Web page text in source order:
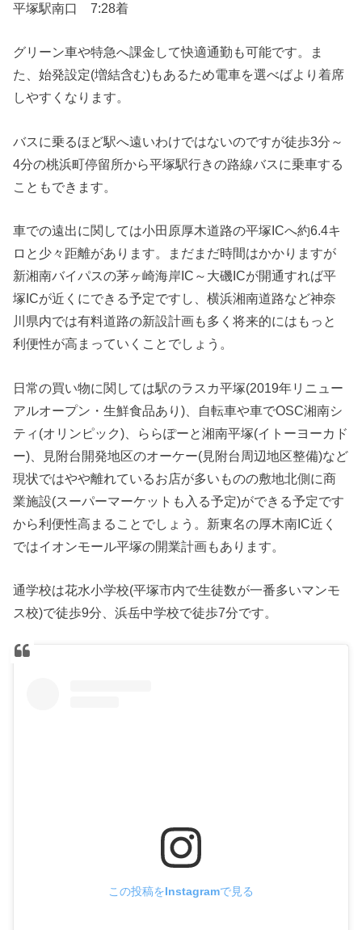
平塚駅南口 7:28着
グリーン車や特急へ課金して快適通勤も可能です。ま
た、始発設定(増結含む)もあるため電車を選べばより着席
しやすくなります。
バスに乗るほど駅へ遠いわけではないのですが徒歩3分～
4分の桃浜町停留所から平塚駅行きの路線バスに乗車する
こともできます。
車での遠出に関しては小田原厚木道路の平塚ICへ約6.4キ
ロと少々距離があります。まだまだ時間はかかりますが
新湘南バイパスの茅ヶ崎海岸IC～大磯ICが開通すれば平
塚ICが近くにできる予定ですし、横浜湘南道路など神奈
川県内では有料道路の新設計画も多く将来的にはもっと
利便性が高まっていくことでしょう。
日常の買い物に関しては駅のラスカ平塚(2019年リニュー
アルオープン・生鮮食品あり)、自転車や車でOSC湘南シ
ティ(オリンピック)、ららぽーと湘南平塚(イトーヨーカド
ー)、見附台開発地区のオーケー(見附台周辺地区整備)など
現状ではやや離れているお店が多いものの敷地北側に商
業施設(スーパーマーケットも入る予定)ができる予定です
から利便性高まることでしょう。新東名の厚木南IC近く
ではイオンモール平塚の開業計画もあります。
通学校は花水小学校(平塚市内で生徒数が一番多いマンモ
ス校)で徒歩9分、浜岳中学校で徒歩7分です。
この投稿をInstagramで見る